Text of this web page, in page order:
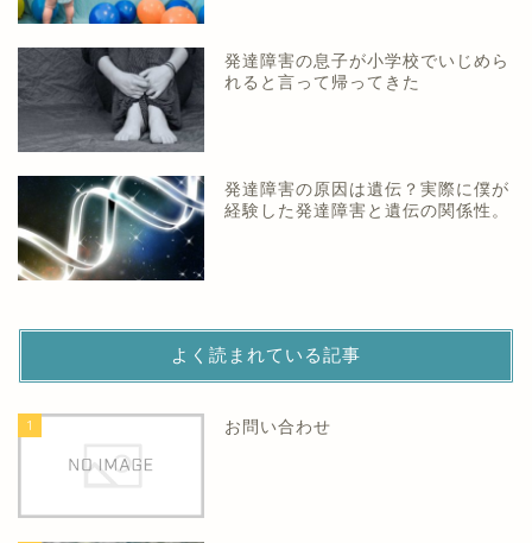
発達障害の息子が小学校でいじめら
れると言って帰ってきた
発達障害の原因は遺伝？実際に僕が
経験した発達障害と遺伝の関係性。
よく読まれている記事
1 お問い合わせ